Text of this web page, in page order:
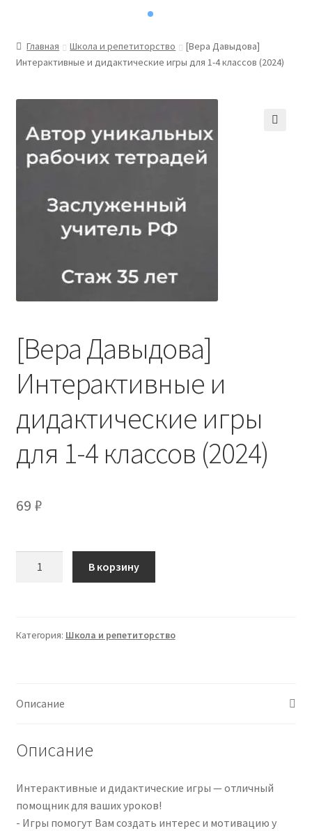
Главная Школа и репетиторство
[Вера Давыдова]
Интерактивные и дидактические игры для 1-4 классов (2024)
[Вера Давыдова]
Интерактивные и
дидактические игры
для 1-4 классов (2024)
69 ₽
Интерактивные
для
классов
В корзину
Категория: Школа и репетиторство
Описание
Описание
Интерактивные и дидактические игры — отличный
помощник для ваших уроков!
- Игры помогут Вам создать интерес и мотивацию у